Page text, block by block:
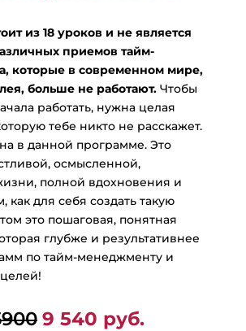
из 18 уроков и не является
приемов тайм-
которые в современном мире,
больше не работают.Чтобы
работать, нужна целая
тебе никто не расскажет.
в данной программе. Это
осмысленной,
полной вдохновения и
как для себя создать такую
это пошаговая, понятная
глубже и результативнее
по тайм-менеджменту и
9 540 руб.